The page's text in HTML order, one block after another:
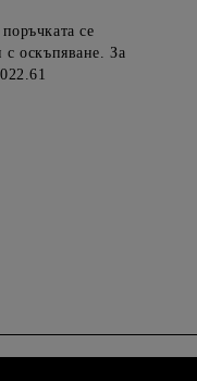
се
с оскъпяване. За